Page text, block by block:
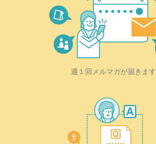
週１回メルマガが届きます